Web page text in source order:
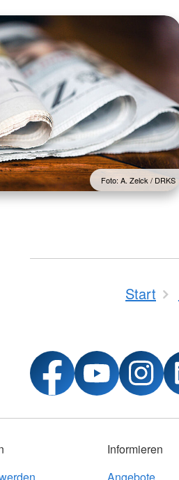
Foto: A. Zelck / DRKS
Start
Informieren